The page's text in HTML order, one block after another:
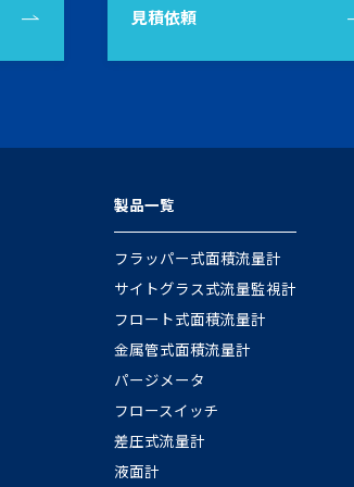
見積依頼
製品一覧
フラッパー式面積流量計
サイトグラス式流量監視計
フロート式面積流量計
金属管式面積流量計
パージメータ
フロースイッチ
差圧式流量計
液面計